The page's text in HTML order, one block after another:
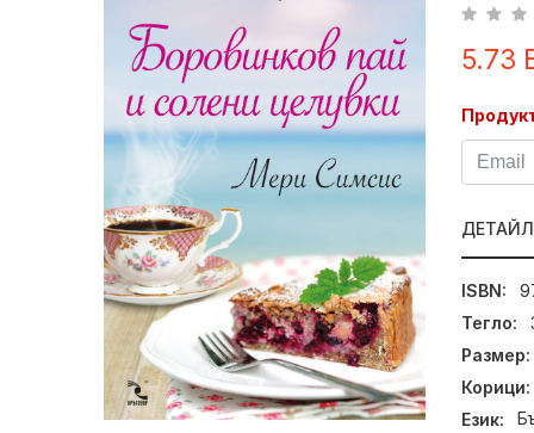
5.73
ISBN:
Тегло:
Размер:
Корици:
Език: